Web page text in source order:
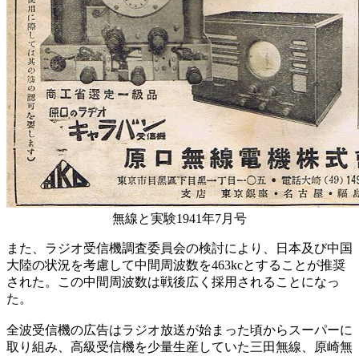
無線と実験1941年7月号
また、ラジオ受信機調査委員会の検討により、日本及び中国
大陸の状況を考慮して中間周波数を463kcとすることが推奨
された。この中間周波数は戦後広く採用されることになっ
た。
全波受信機の広告はラジオ放送が始まった頃からスーパーに
取り組み、高級受信機を少量生産していた三田無線、原崎無